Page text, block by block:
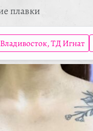
плавки
Владивосток, ТД Игнат